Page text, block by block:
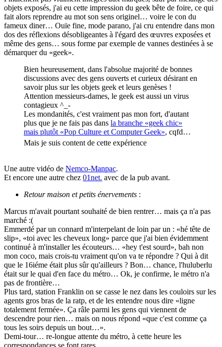
objets exposés, j'ai eu cette impression du geek bête de foire, ce qui
fait alors reprendre au mot son sens originel… voire le con du
fameux diner… Ouïe fine, mode parano, j'ai cru entendre dans mon
dos des réflexions désobligeantes à l'égard des œuvres exposées et
même des gens… sous forme par exemple de vannes destinées à se
démarquer du «geek».
Bien heureusement, dans l'absolue majorité de bonnes
discussions avec des gens ouverts et curieux désirant en
savoir plus sur les objets geek et leurs genèses !
Attention messieurs-dames, le geek est aussi un virus
contagieux ^_-
Les mondanités, c'est vraiment pas mon fort, d'autant
plus que je ne fais pas dans la branche «geek chic»
mais plutôt «Pop Culture et Computer Geek», cqfd…
Mais je suis content de cette expérience
Une autre vidéo de Nemco-Manpac.
Et encore une autre chez 01net. avec de la pub avant.
Retour maison et petits énervements :
Marcus m'avait pourtant souhaité de bien rentrer… mais ça n'a pas
marché :(
Emmerdé par un connard m'interpelant de loin par un : «hé tête de
slip», «toi avec les cheveux long» parce que j'ai bien évidemment
continué à m'installer les écouteurs… «hey t'est sourd», bah non
mon coco, mais crois-tu vraiment qu'on va te répondre ? Qui à dit
que le 16iéme était plus sûr qu'ailleurs ? Bon… chance, l'huluberlu
était sur le quai d'en face du métro… Ok, je confirme, le métro n'a
pas de frontière…
Plus tard, station Franklin on se casse le nez dans les couloirs sur les
agents gros bras de la ratp, et de les entendre nous dire «ligne
totalement fermée». Ça râle parmi les gens qui viennent de
descendre pour rien… mais on nous répond «que c'est comme ça
tous les soirs depuis un bout…».
Demi-tour… re-longue attente du métro, à cette heure les
correspondances se font rares.